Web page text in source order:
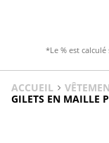
*Le % est
ACCUEIL
GILETS EN MAILLE